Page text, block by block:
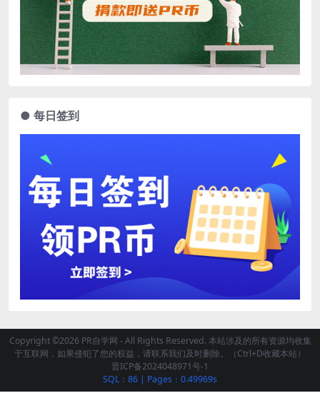
● 每日签到
Copyright ©2026 PR自学网 - All Rights Reserved. 本站涉及的所有资源均收集
于互联网，如果侵犯了您的权益，请联系我们及时删除。（Ctrl+D收藏本站）
晋ICP备2024048971号-1
SQL：86 | Pages：0.49969s